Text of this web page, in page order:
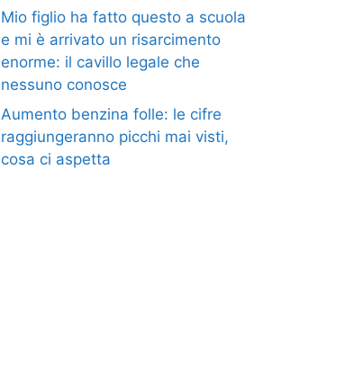
Mio figlio ha fatto questo a scuola
e mi è arrivato un risarcimento
enorme: il cavillo legale che
nessuno conosce
Aumento benzina folle: le cifre
raggiungeranno picchi mai visti,
cosa ci aspetta